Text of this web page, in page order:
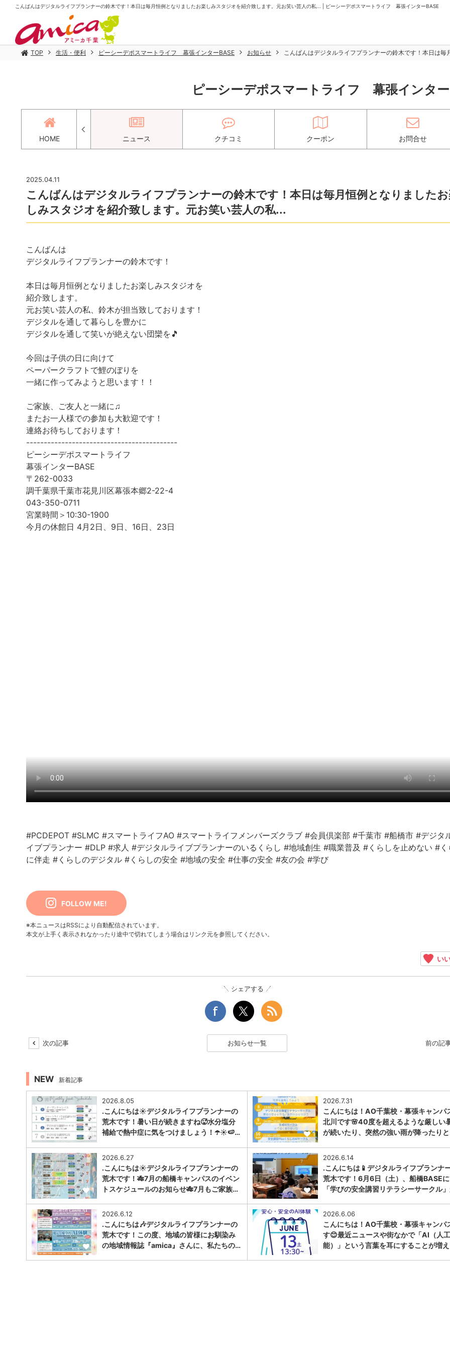
こんばんはデジタルライフプランナーの鈴木です！本日は毎月恒例となりましたお楽しみスタジオを紹介致します。元お笑い芸人の私... | ピーシーデポスマートライフ 幕張インターBASE
TOP 生活・便利 ピーシーデポスマートライフ 幕張インターBASE お知らせ こんばんはデジタルライフプランナーの鈴木です！本日は
ピーシーデポスマートライフ 幕張インタ
HOME
アクセス ニュース クチコミ クーポン お問合せ
2025.04.11
こんばんはデジタルライフプランナーの鈴木です！本日は毎月恒例となりました
しみスタジオを紹介致します。元お笑い芸人の私...
こんばんは
デジタルライフプランナーの鈴木です！
本日は毎月恒例となりましたお楽しみスタジオを
紹介致します。
元お笑い芸人の私、鈴木が担当致しております！
デジタルを通して暮らしを豊かに
デジタルを通して笑いが絶えない団欒を🎵
今回は子供の日に向けて
ペーパークラフトで鯉のぼりを
一緒に作ってみようと思います！！
ご家族、ご友人と一緒に♫
またお一人様での参加も大歓迎です！
連絡お待ちしております！
-------------------------------------------
ピーシーデポスマートライフ
幕張インターBASE
〒262-0033
調千葉県千葉市花見川区幕張本郷2-22-4
043-350-0711
宮業時間＞10:30-1900
今月の休館日 4月2日、9日、16日、23日
#PCDEPOT #SLMC #スマートライフAO #スマートライフメンバーズクラブ #会員倶楽部 #千葉市 #船橋市 #デジタ
イブプランナー #DLP #求人 #デジタルライブプランナーのいるくらし #地域創生 #職業普及 #くらしを止めない #く
に伴走 #くらしのデジタル #くらしの安全 #地域の安全 #仕事の安全 #友の会 #学び
FOLLOW ME!
※本ニュースはRSSにより自動配信されています。
本文が上手く表示されなかったり途中で切れてしまう場合はリンク元を参照してください。
い
シェアする
次の記事 お知らせ一覧 前の記
NEW 新着記事
1
2026.8.05
.こんにちは☀️デジタルライフプランナーの
荒木です！暑い日が続きますね🥵水分塩分
補給で熱中症に気をつけましょう！☂️☀️🍉…
1
2026.7.31
こんにちは！AO千葉校・幕張キャンパ
北川です🌸40度を超えるような厳しい
が続いたり、突然の強い雨が降ったり
1
2026.6.27
.こんにちは☀️デジタルライフプランナーの
荒木です！🎋7月の船橋キャンパスのイベン
トスケジュールのお知らせ🎋7月もご家族…
1
2026.6.14
.こんにちは📱デジタルライフプランナ
荒木です！6月6日（土）、船橋BASE
「学びの安全講習リテラシーサークル
1
2026.6.12
.こんにちは🎶デジタルライフプランナーの
荒木です！この度、地域の皆様にお馴染み
の地域情報誌『amica』さんに、私たちの…
1
2026.6.06
こんにちは！AO千葉校・幕張キャンパ
す😊最近ニュースや街なかで「AI（人
能）」という言葉を耳にすることが増